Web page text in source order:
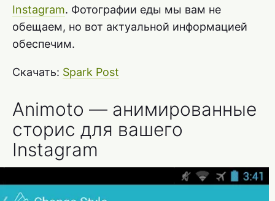
Instagram. Фотографии еды мы вам не
обещаем, но вот актуальной информацией
обеспечим.
Скачать: Spark Post
Animoto — анимированные
сторис для вашего
Instagram